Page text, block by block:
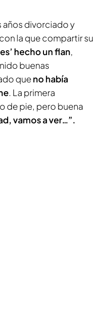
años divorciado y
la que compartir su
hecho un flan,
buenas
que no había
. La primera
de pie, pero buena
vamos a ver…”.